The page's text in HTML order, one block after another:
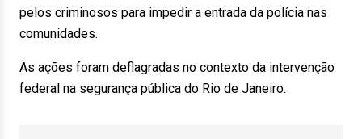
pelos criminosos para impedir a entrada da polícia nas
comunidades.
As ações foram deflagradas no contexto da intervenção
federal na segurança pública do Rio de Janeiro.